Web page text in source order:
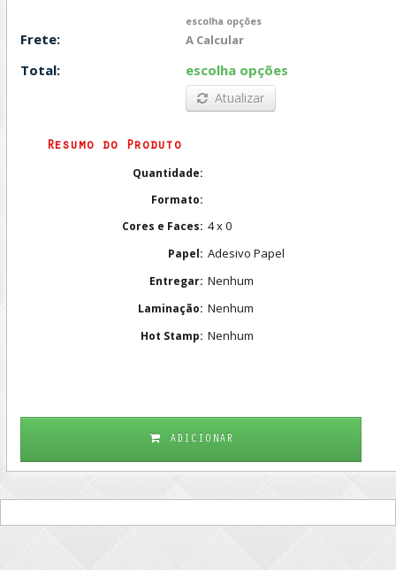
escolha opções
Frete: A Calcular
Total: escolha opções
Atualizar
Resumo do Produto
Quantidade:
Formato:
Cores e Faces: 4 x 0
Papel: Adesivo Papel
Entregar: Nenhum
Laminação: Nenhum
Hot Stamp: Nenhum
ADICIONAR